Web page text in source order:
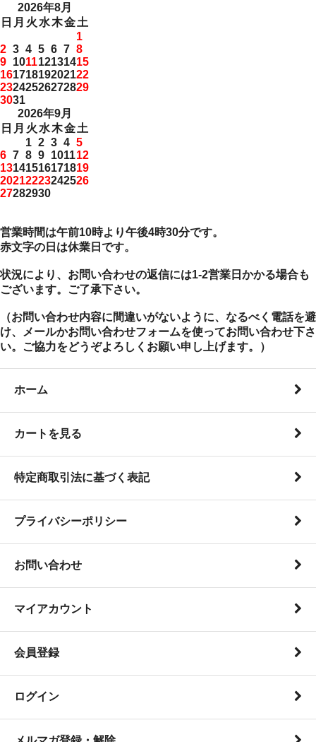
2026年8月
日 月 火 水木金土
1
2 3 4 5 6 7 8
9 101112131415
16171819202122
23242526272829
3031
2026年9月
日 月 火 水木金土
1 2 3 4 5
6 7 8 9 101112
13141516171819
20212223242526
27282930
営業時間は午前10時より午後4時30分です。
赤文字の日は休業日です。
状況により、お問い合わせの返信には1-2営業日かかる場合も
ございます。ご了承下さい。
（お問い合わせ内容に間違いがないように、なるべく電話を避
け、メールかお問い合わせフォームを使ってお問い合わせ下さ
い。ご協力をどうぞよろしくお願い申し上げます。）
ホーム
カートを見る
特定商取引法に基づく表記
プライバシーポリシー
お問い合わせ
マイアカウント
会員登録
ログイン